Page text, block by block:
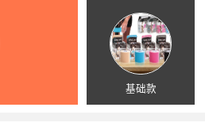
基础款